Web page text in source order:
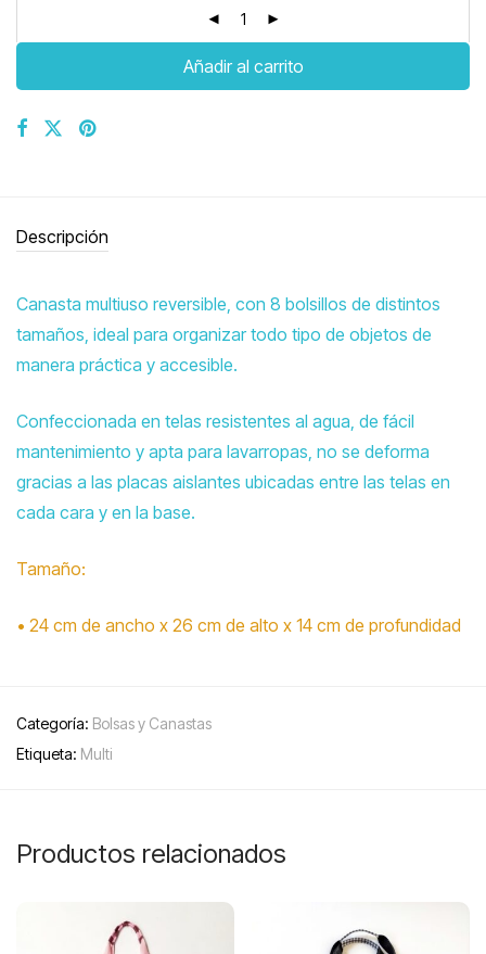
Añadir al carrito
Descripción
Canasta multiuso reversible, con 8 bolsillos de distintos
tamaños, ideal para organizar todo tipo de objetos de
manera práctica y accesible.
Confeccionada en telas resistentes al agua, de fácil
mantenimiento y apta para lavarropas, no se deforma
gracias a las placas aislantes ubicadas entre las telas en
cada cara y en la base.
Tamaño:
• 24 cm de ancho x 26 cm de alto x 14 cm de profundidad
Categoría: Bolsas y Canastas
Etiqueta: Multi
Productos relacionados